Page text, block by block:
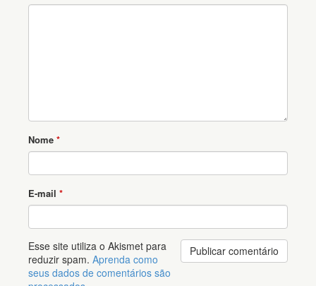
Nome *
E-mail *
Esse site utiliza o Akismet para
reduzir spam. Aprenda como
seus dados de comentários são